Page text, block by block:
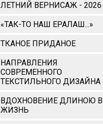
ЛЕТНИЙ ВЕРНИСАЖ - 2026
«ТАК-ТО НАШ ЕРАЛАШ...»
ТКАНОЕ ПРИДАНОЕ
НАПРАВЛЕНИЯ
СОВРЕМЕННОГО
ТЕКСТИЛЬНОГО ДИЗАЙНА
ВДОХНОВЕНИЕ ДЛИНОЮ В
ЖИЗНЬ